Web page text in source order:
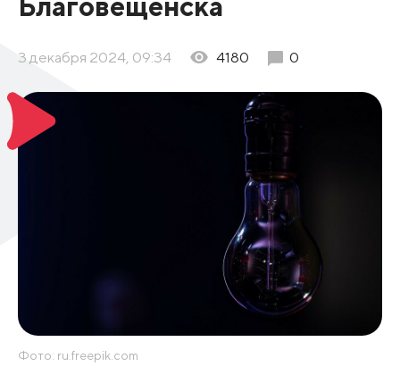
3 декабря 2024, 09:34 4180 0
Фото: ru.freepik.com